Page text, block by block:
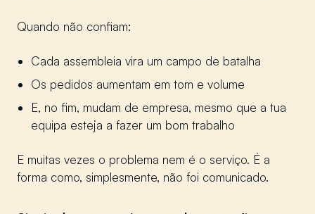
Quando não confiam:
Cada assembleia vira um campo de batalha
Os pedidos aumentam em tom e volume
E, no fim, mudam de empresa, mesmo que a tua
equipa esteja a fazer um bom trabalho
E muitas vezes o problema nem é o serviço. É a
forma como, simplesmente, não foi comunicado.